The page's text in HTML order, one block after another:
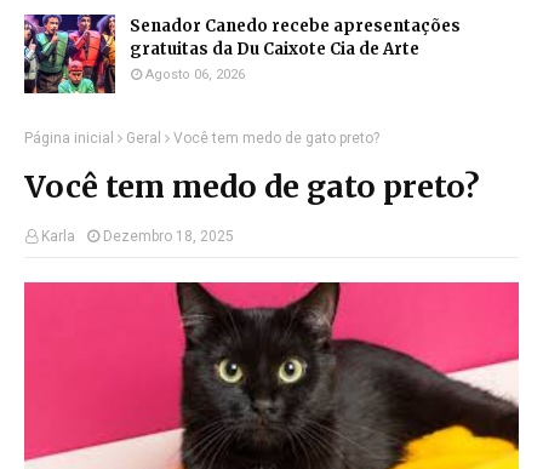
Senador Canedo recebe apresentações
gratuitas da Du Caixote Cia de Arte
Agosto 06, 2026
Página inicial Geral Você tem medo de gato preto?
Você tem medo de gato preto?
Karla Dezembro 18, 2025